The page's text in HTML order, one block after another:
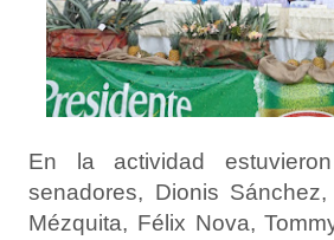
En la actividad
senadores, Dionis
Mézquita, Félix Nova,